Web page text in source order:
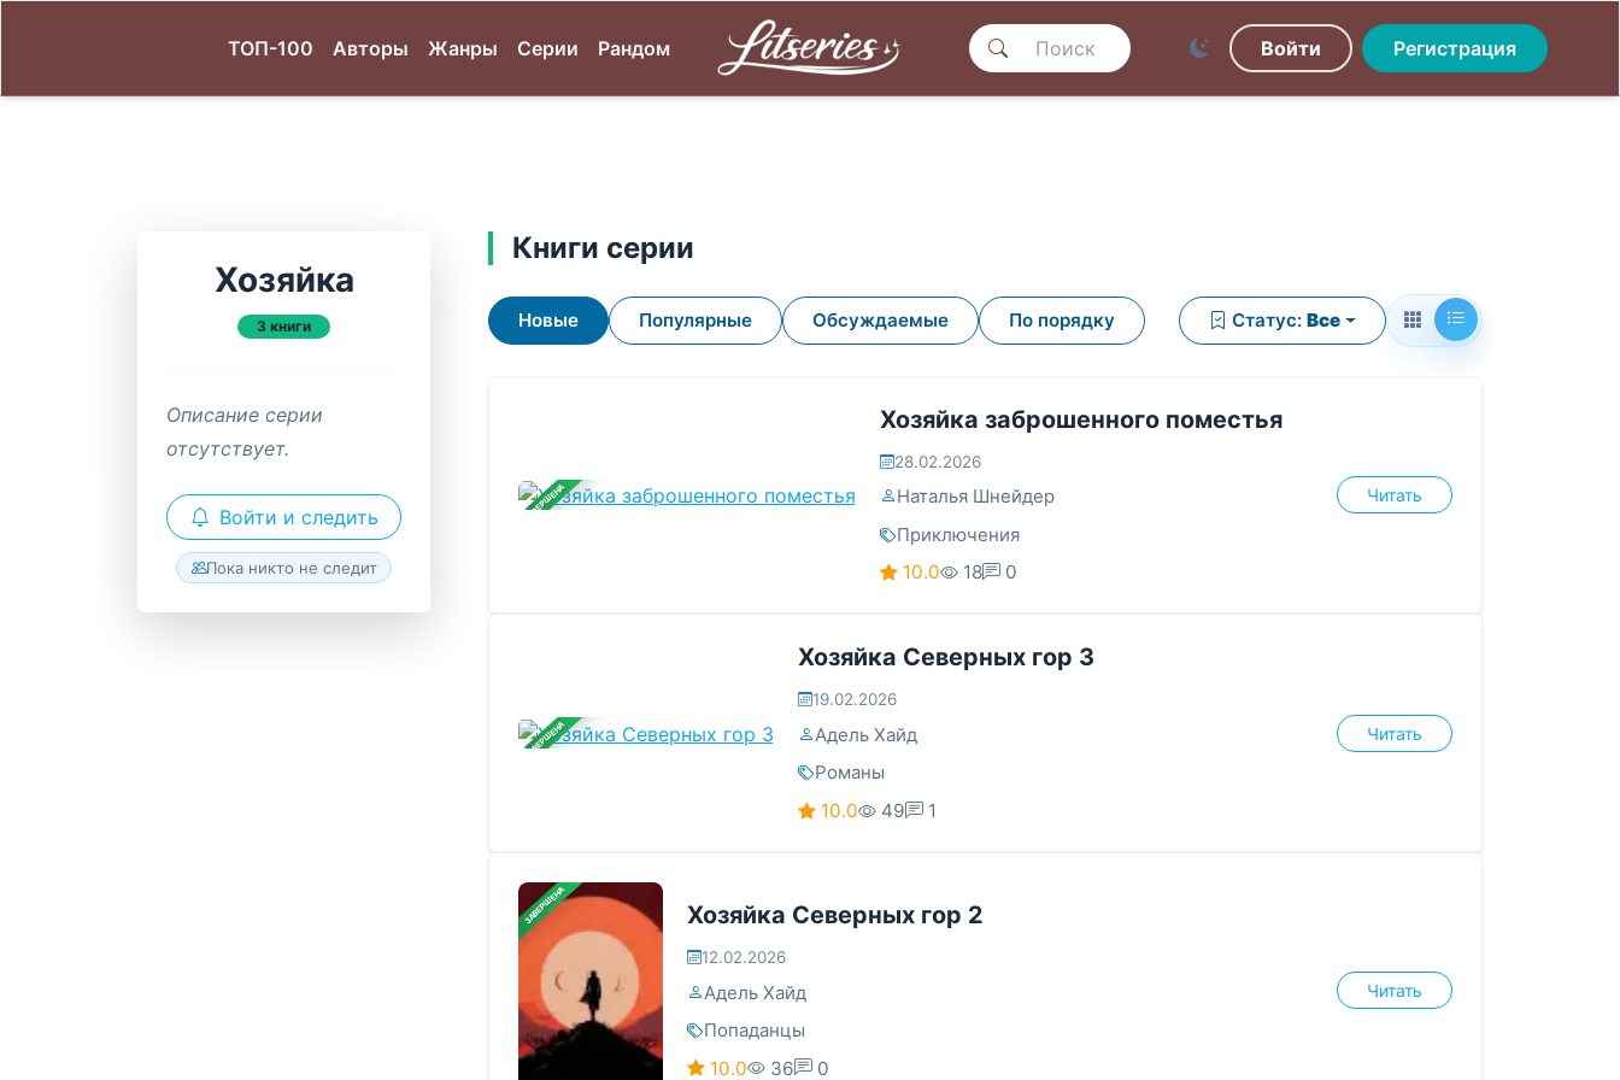
ТОП-100 Авторы Жанры Серии Рандом Войти Регистрация
Хозяйка
3 книги
Описание серии
отсутствует.
Войти и следить
Пока никто не следит
Книги серии
Новые Популярные Обсуждаемые По порядку Статус: Все
ЗАВЕРШЕНА
Хозяйка заброшенного поместья
28.02.2026
Наталья Шнейдер
Приключения
10.0
18 0
Читать
ЗАВЕРШЕНА
Хозяйка Северных гор 3
19.02.2026
Адель Хайд
Романы
10.0
49 1
Читать
ЗАВЕРШЕНА Хозяйка Северных гор 2
12.02.2026
Адель Хайд
Попаданцы
10.0
36 0
Читать